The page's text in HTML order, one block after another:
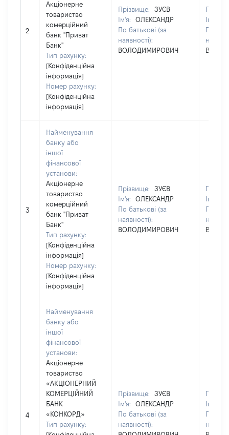
2
Акціонерне
товариство
комерційний
банк "Приват
Банк"
Тип рахунку:
[Конфіденційна
інформація]
Номер рахунку:
[Конфіденційна
інформація]
Прізвище:
ЗУЄВ
Ім'я:
ОЛЕКСАНДР
По батькові (за
наявності):
ВОЛОДИМИРОВИЧ
Ім'я:
По
3
Найменування
банку або
іншої
фінансової
установи:
Акціонерне
товариство
комерційний
банк "Приват
Банк"
Тип рахунку:
[Конфіденційна
інформація]
Номер рахунку:
[Конфіденційна
інформація]
Прізвище:
ЗУЄВ
Ім'я:
ОЛЕКСАНДР
По батькові (за
наявності):
ВОЛОДИМИРОВИЧ
Ім'я:
По
4
Найменування
банку або
іншої
фінансової
установи:
Акціонерне
товариство
«АКЦІОНЕРНИЙ
КОМЕРЦІЙНИЙ
БАНК
«КОНКОРД»
Тип рахунку:
Прізвище:
ЗУЄВ
Ім'я:
ОЛЕКСАНДР
По батькові (за
наявності):
Ім'я:
По